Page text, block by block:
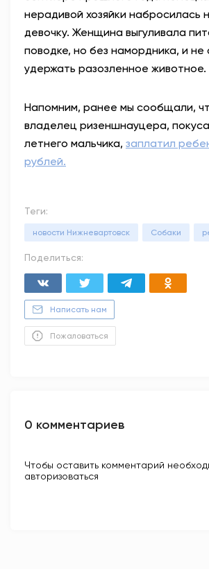
нерадивой хозяйки набросилась
девочку. Женщина выгуливала
поводке, но без намордника, и не
удержать разозленное животное.
Напомним, ранее мы сообщали,
владелец ризеншнауцера,
летнего мальчика, заплатил
рублей.
Теги:
новости Нижневартовск Собаки
Поделиться:
Написать нам
Пожаловаться
0 комментариев
Чтобы оставить комментарий
авторизоваться